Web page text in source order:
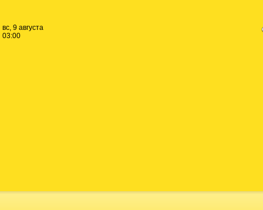
вс, 9 августа
03:00